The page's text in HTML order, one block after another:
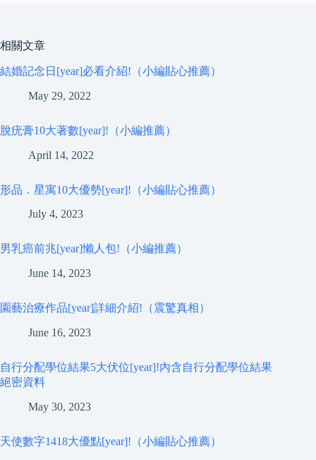
相關文章
結婚記念日[year]必看介紹!（小編貼心推薦）
May 29, 2022
脫疣膏10大著數[year]!（小編推薦）
April 14, 2022
形品．星寓10大優勢[year]!（小編貼心推薦）
July 4, 2023
男乳癌前兆[year]懶人包!（小編推薦）
June 14, 2023
園藝治療作品[year]詳細介紹!（震驚真相）
June 16, 2023
自行分配學位結果5大伏位[year]!內含自行分配學位結果
絕密資料
May 30, 2023
天使數字1418大優點[year]!（小編貼心推薦）